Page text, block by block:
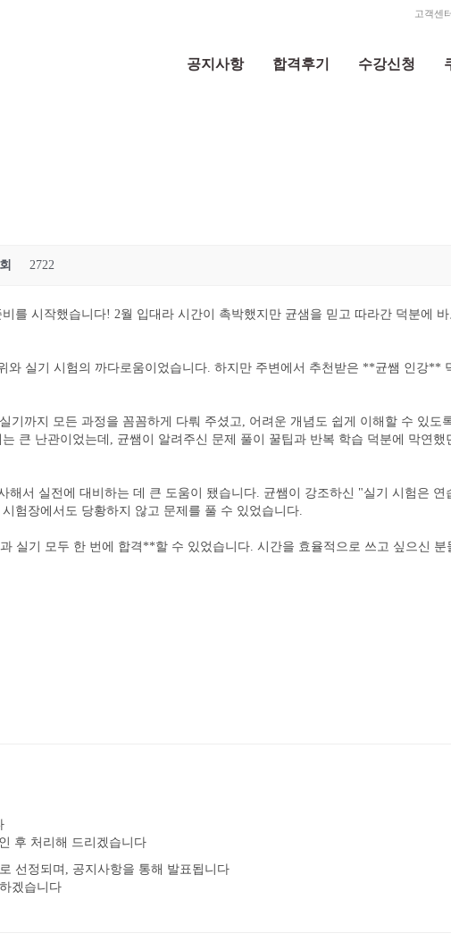
고객센
공지사항 합격후기 수강신청
2722
를 시작했습니다! 2월 입대라 시간이 촉박했지만 균샘을 믿고 따라간 덕분에
와 실기 시험의 까다로움이었습니다. 하지만 주변에서 추천받은 **균쌤 인강**
기까지 모든 과정을 꼼꼼하게 다뤄 주셨고, 어려운 개념도 쉽게 이해할 수 있도
큰 난관이었는데, 균쌤이 알려주신 문제 풀이 꿀팁과 반복 학습 덕분에 막연했
서 실전에 대비하는 데 큰 도움이 됐습니다. 균쌤이 강조하신 "실기 시험은 연
험장에서도 당황하지 않고 문제를 풀 수 있었습니다.
실기 모두 한 번에 합격**할 수 있었습니다. 시간을 효율적으로 쓰고 싶으신 분
후 처리해 드리겠습니다
선정되며, 공지사항을 통해 발표됩니다
겠습니다